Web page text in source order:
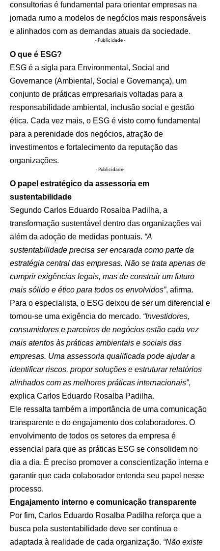
consultorias é fundamental para orientar empresas na
jornada rumo a modelos de negócios mais responsáveis
e alinhados com as demandas atuais da sociedade.
- Publicidade -
O que é ESG?
ESG é a sigla para Environmental, Social and
Governance (Ambiental, Social e Governança), um
conjunto de práticas empresariais voltadas para a
responsabilidade ambiental, inclusão social e gestão
ética. Cada vez mais, o ESG é visto como fundamental
para a perenidade dos negócios, atração de
investimentos e fortalecimento da reputação das
organizações.
- Publicidade-
O papel estratégico da assessoria em
sustentabilidade
Segundo Carlos Eduardo Rosalba Padilha, a
transformação sustentável dentro das organizações vai
além da adoção de medidas pontuais. “A
sustentabilidade precisa ser encarada como parte da
estratégia central das empresas. Não se trata apenas de
cumprir exigências legais, mas de construir um futuro
mais sólido e ético para todos os envolvidos”, afirma.
Para o especialista, o ESG deixou de ser um diferencial e
tornou-se uma exigência do mercado. “Investidores,
consumidores e parceiros de negócios estão cada vez
mais atentos às práticas ambientais e sociais das
empresas. Uma assessoria qualificada pode ajudar a
identificar riscos, propor soluções e estruturar relatórios
alinhados com as melhores práticas internacionais”,
explica Carlos Eduardo Rosalba Padilha.
Ele ressalta também a importância de uma comunicação
transparente e do engajamento dos colaboradores. O
envolvimento de todos os setores da empresa é
essencial para que as práticas ESG se consolidem no
dia a dia. É preciso promover a conscientização interna e
garantir que cada colaborador entenda seu papel nesse
processo.
Engajamento interno e comunicação transparente
Por fim, Carlos Eduardo Rosalba Padilha reforça que a
busca pela sustentabilidade deve ser contínua e
adaptada à realidade de cada organização. “Não existe